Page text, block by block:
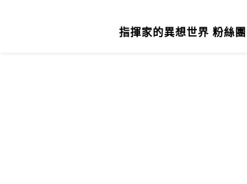
指揮家的異想世界 粉絲團